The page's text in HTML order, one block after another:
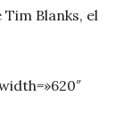
Blanks, el